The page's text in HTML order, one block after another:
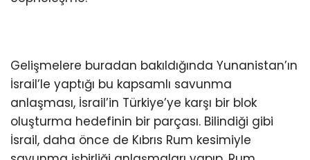
Gelişmelere buradan bakıldığında Yunanistan’ın
İsrail’le yaptığı bu kapsamlı savunma
anlaşması, İsrail’in Türkiye’ye karşı bir blok
oluşturma hedefinin bir parçası. Bilindiği gibi
İsrail, daha önce de Kıbrıs Rum kesimiyle